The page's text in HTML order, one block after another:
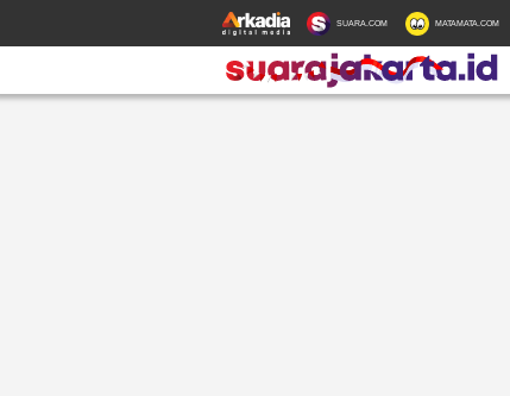
SUARA.COM MATAMATA.COM